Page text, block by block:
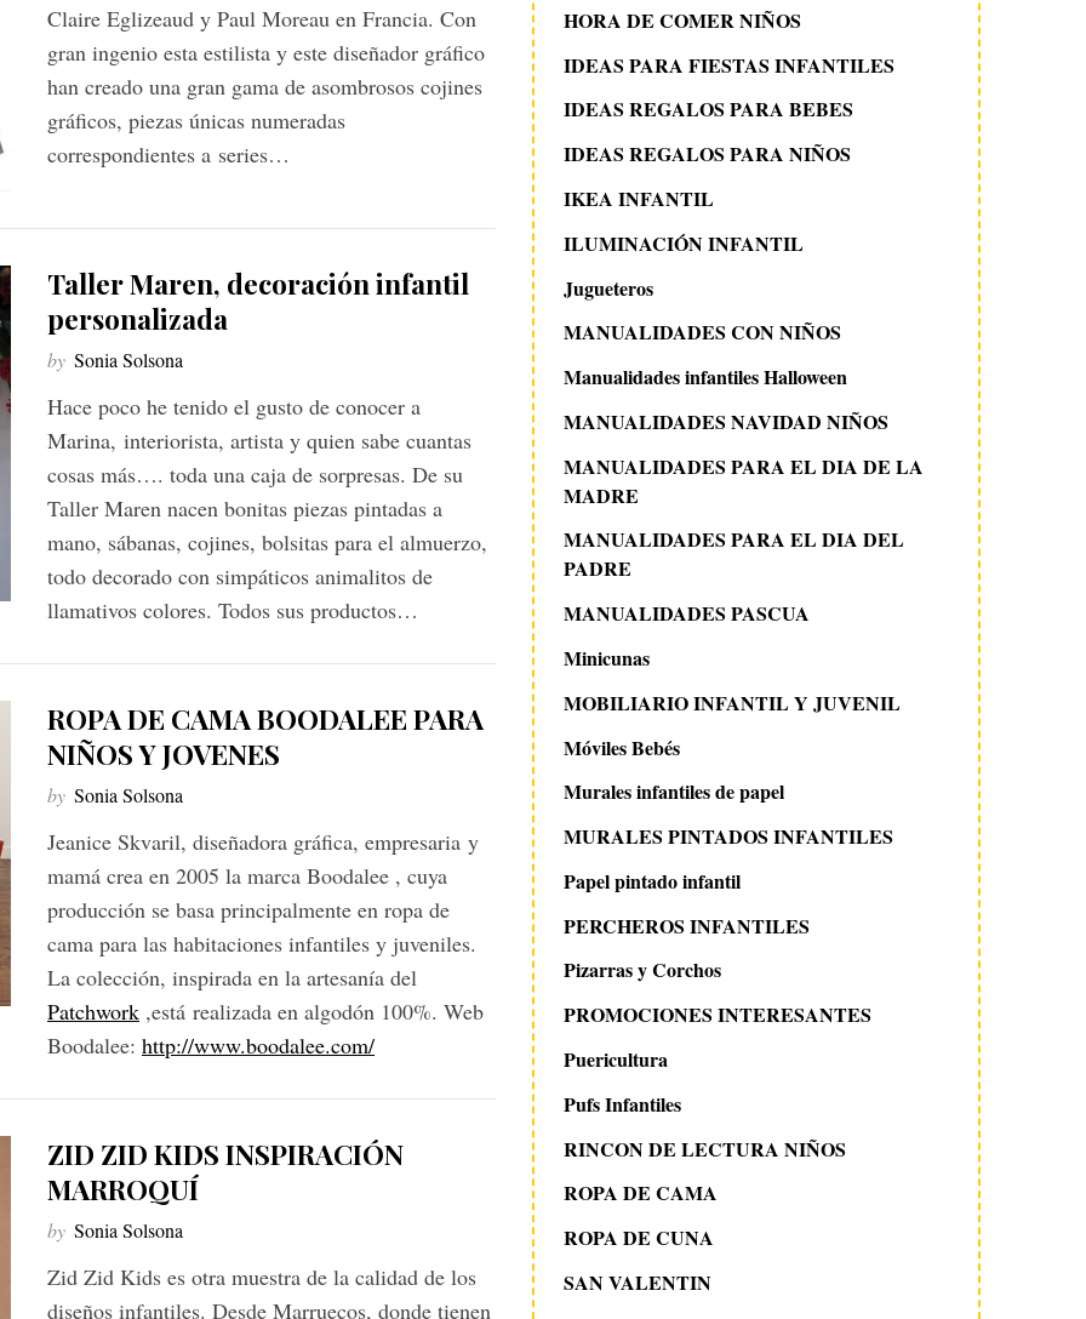
Claire Eglizeaud y Paul Moreau en Francia. Con
gran ingenio esta estilista y este diseñador gráfico
han creado una gran gama de asombrosos cojines
gráficos, piezas únicas numeradas
correspondientes a series…
Taller Maren, decoración infantil
personalizada
by Sonia Solsona
Hace poco he tenido el gusto de conocer a
Marina, interiorista, artista y quien sabe cuantas
cosas más…. toda una caja de sorpresas. De su
Taller Maren nacen bonitas piezas pintadas a
mano, sábanas, cojines, bolsitas para el almuerzo,
todo decorado con simpáticos animalitos de
llamativos colores. Todos sus productos…
ROPA DE CAMA BOODALEE PARA
NIÑOS Y JOVENES
by Sonia Solsona
Jeanice Skvaril, diseñadora gráfica, empresaria y
mamá crea en 2005 la marca Boodalee , cuya
producción se basa principalmente en ropa de
cama para las habitaciones infantiles y juveniles.
La colección, inspirada en la artesanía del
Patchwork ,está realizada en algodón 100%. Web
Boodalee: http://www.boodalee.com/
ZID ZID KIDS INSPIRACIÓN
MARROQUÍ
by Sonia Solsona
Zid Zid Kids es otra muestra de la calidad de los
diseños infantiles. Desde Marruecos, donde tienen
HORA DE COMER NIÑOS
IDEAS PARA FIESTAS INFANTILES
IDEAS REGALOS PARA BEBES
IDEAS REGALOS PARA NIÑOS
IKEA INFANTIL
ILUMINACIÓN INFANTIL
Jugueteros
MANUALIDADES CON NIÑOS
Manualidades infantiles Halloween
MANUALIDADES NAVIDAD NIÑOS
MANUALIDADES PARA EL DIA DE LA
MADRE
MANUALIDADES PARA EL DIA DEL
PADRE
MANUALIDADES PASCUA
Minicunas
MOBILIARIO INFANTIL Y JUVENIL
Móviles Bebés
Murales infantiles de papel
MURALES PINTADOS INFANTILES
Papel pintado infantil
PERCHEROS INFANTILES
Pizarras y Corchos
PROMOCIONES INTERESANTES
Puericultura
Pufs Infantiles
RINCON DE LECTURA NIÑOS
ROPA DE CAMA
ROPA DE CUNA
SAN VALENTIN